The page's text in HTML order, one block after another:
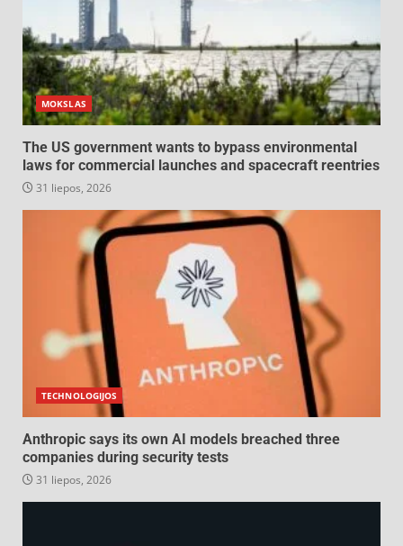
MOKSLAS
The US government wants to bypass environmental
laws for commercial launches and spacecraft reentries
31 liepos, 2026
TECHNOLOGIJOS
Anthropic says its own AI models breached three
companies during security tests
31 liepos, 2026